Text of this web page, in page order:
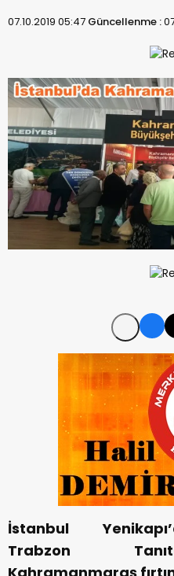
07.10.2019 05:47 Güncellenme :
İstanbul
Trabzon